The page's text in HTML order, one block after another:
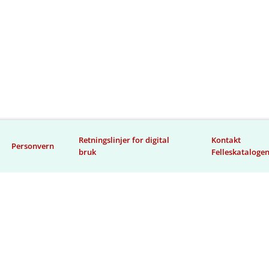
Personvern
Retningslinjer for digital
bruk
Kontakt
Felleskatalogen